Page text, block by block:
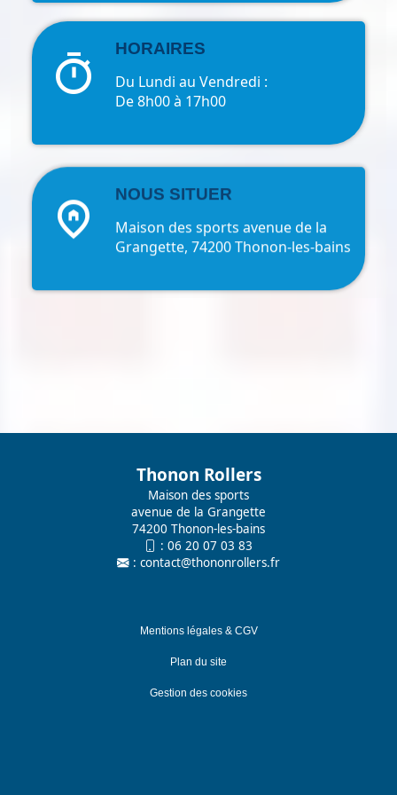
timer HORAIRES
Du Lundi au Vendredi :
De 8h00 à 17h00
home_pin NOUS SITUER
Maison des sports avenue de la
Grangette, 74200 Thonon-les-bains
Thonon Rollers
Maison des sports
avenue de la Grangette
74200 Thonon-les-bains
: 06 20 07 03 83
: contact@thononrollers.fr
Mentions légales & CGV
Plan du site
Gestion des cookies